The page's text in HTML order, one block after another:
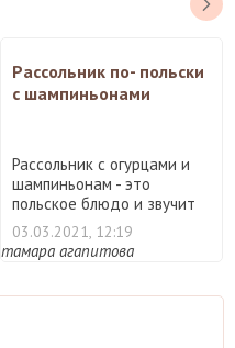
Рассольник по- польски
с шампиньонами
Рассольник с огурцами и
шампиньонам - это
польское блюдо и звучит
он ...
03.03.2021, 12:19
тамара агапитова